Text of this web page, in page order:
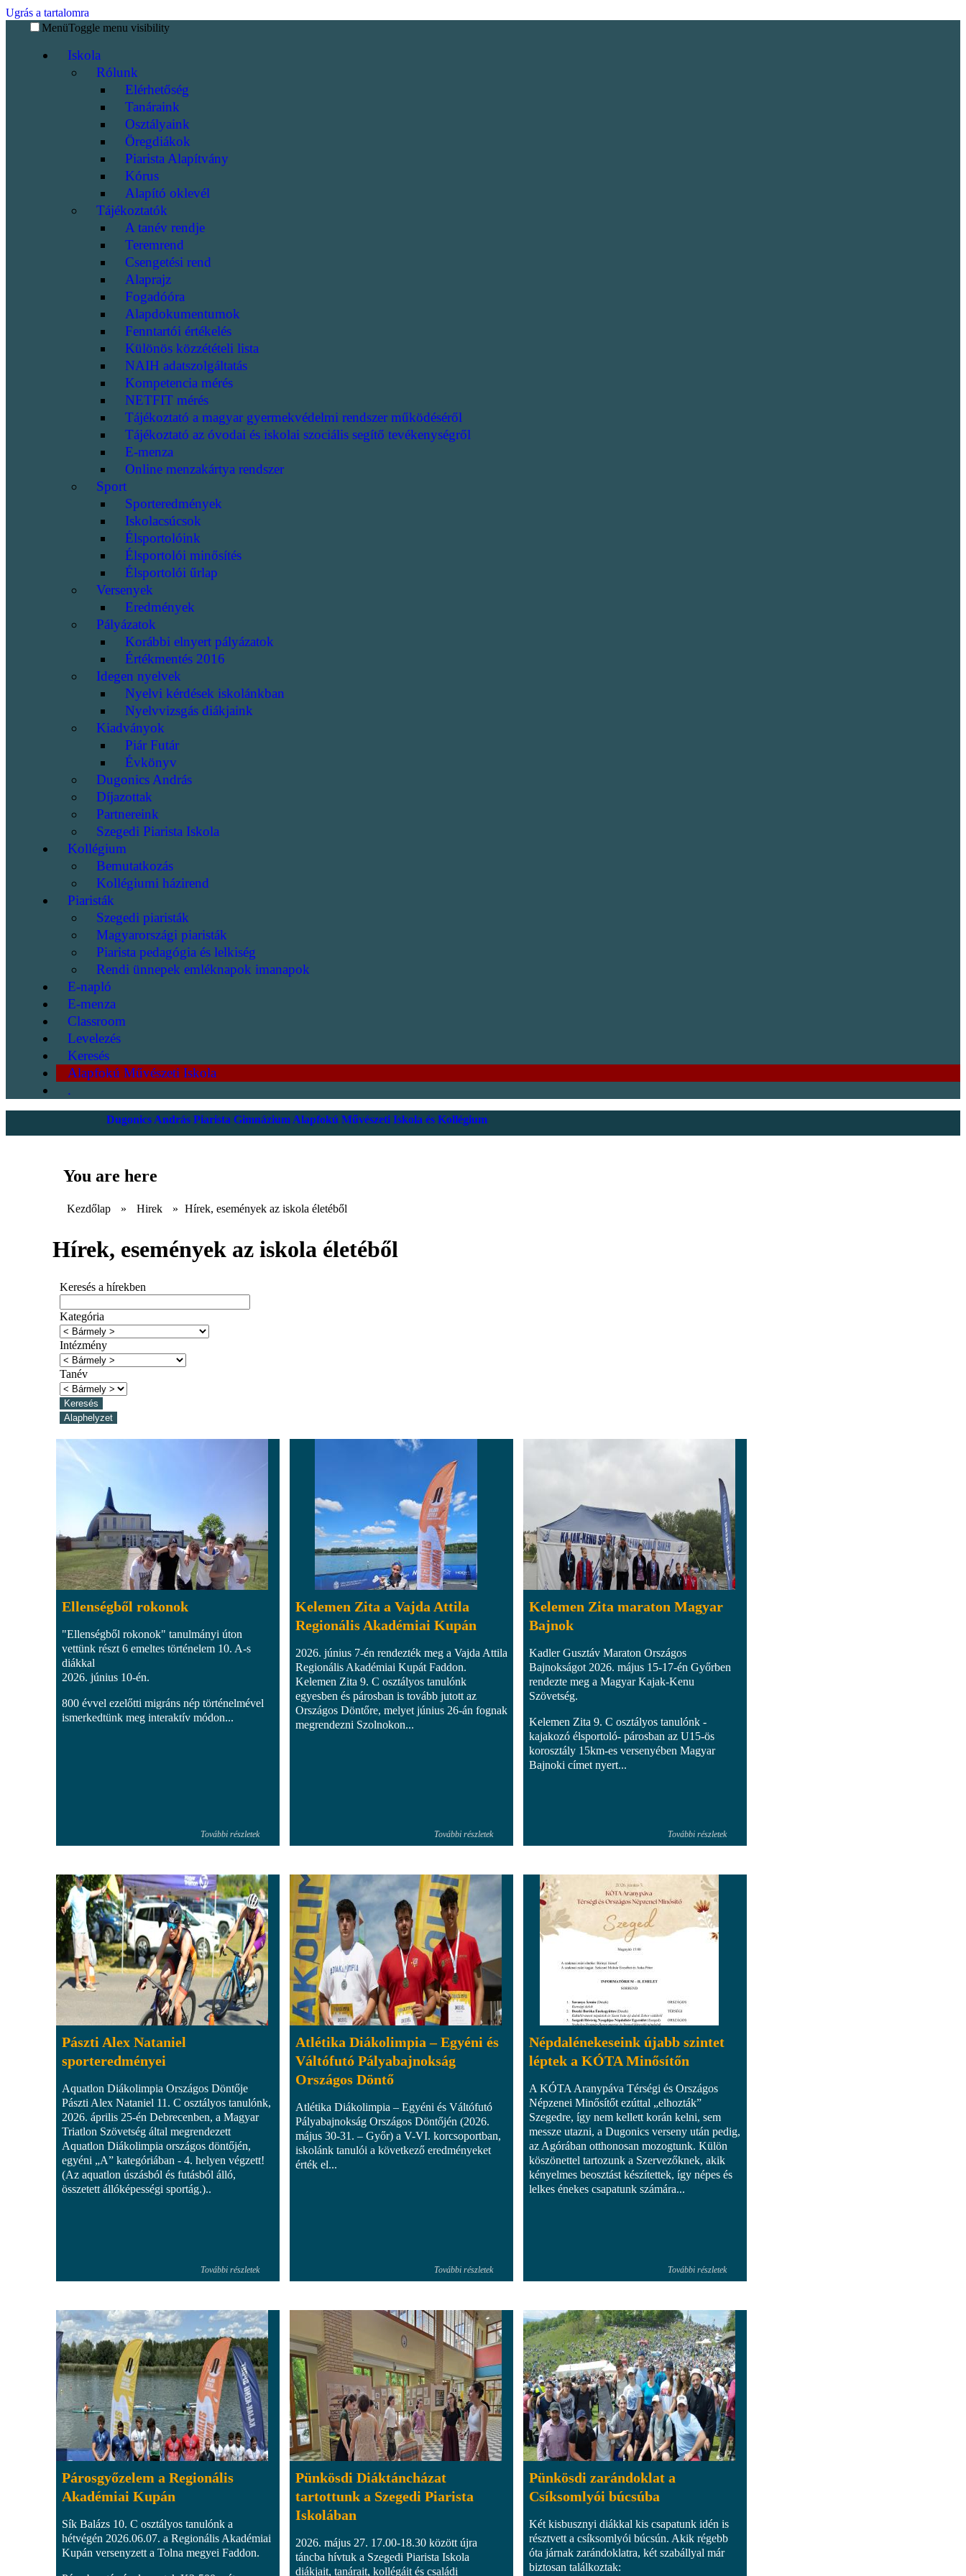
Ugrás a tartalomra
MenüToggle menu visibility
Iskola
Rólunk
Elérhetőség
Tanáraink
Osztályaink
Öregdiákok
Piarista Alapítvány
Kórus
Alapító oklevél
Tájékoztatók
A tanév rendje
Teremrend
Csengetési rend
Alaprajz
Fogadóóra
Alapdokumentumok
Fenntartói értékelés
Különös közzétételi lista
NAIH adatszolgáltatás
Kompetencia mérés
NETFIT mérés
Tájékoztató a magyar gyermekvédelmi rendszer működéséről
Tájékoztató az óvodai és iskolai szociális segítő tevékenységről
E-menza
Online menzakártya rendszer
Sport
Sporteredmények
Iskolacsúcsok
Élsportolóink
Élsportolói minősítés
Élsportolói űrlap
Versenyek
Eredmények
Pályázatok
Korábbi elnyert pályázatok
Értékmentés 2016
Idegen nyelvek
Nyelvi kérdések iskolánkban
Nyelvvizsgás diákjaink
Kiadványok
Piár Futár
Évkönyv
Dugonics András
Díjazottak
Partnereink
Szegedi Piarista Iskola
Kollégium
Bemutatkozás
Kollégiumi házirend
Piaristák
Szegedi piaristák
Magyarországi piaristák
Piarista pedagógia és lelkiség
Rendi ünnepek emléknapok imanapok
E-napló
E-menza
Classroom
Levelezés
Keresés
Alapfokú Művészeti Iskola
.
Dugonics András Piarista Gimnázium Alapfokú Művészeti Iskola és Kollégium
You are here
Kezdőlap » Hirek » Hírek, események az iskola életéből
Hírek, események az iskola életéből
Keresés a hírekben
Kategória
Intézmény
Tanév
Ellenségből rokonok
"Ellenségből rokonok" tanulmányi úton
vettünk részt 6 emeltes történelem 10. A-s
diákkal
2026. június 10-én.
800 évvel ezelőtti migráns nép történelmével
ismerkedtünk meg interaktív módon...
További részletek
Kelemen Zita a Vajda Attila
Regionális Akadémiai Kupán
2026. június 7-én rendezték meg a Vajda Attila
Regionális Akadémiai Kupát Faddon.
Kelemen Zita 9. C osztályos tanulónk
egyesben és párosban is tovább jutott az
Országos Döntőre, melyet június 26-án fognak
megrendezni Szolnokon...
További részletek
Kelemen Zita maraton Magyar
Bajnok
Kadler Gusztáv Maraton Országos
Bajnokságot 2026. május 15-17-én Győrben
rendezte meg a Magyar Kajak-Kenu
Szövetség.
Kelemen Zita 9. C osztályos tanulónk -
kajakozó élsportoló- párosban az U15-ös
korosztály 15km-es versenyében Magyar
Bajnoki címet nyert...
További részletek
Pászti Alex Nataniel
sporteredményei
Aquatlon Diákolimpia Országos Döntője
Pászti Alex Nataniel 11. C osztályos tanulónk,
2026. április 25-én Debrecenben, a Magyar
Triatlon Szövetség által megrendezett
Aquatlon Diákolimpia országos döntőjén,
egyéni „A” kategóriában - 4. helyen végzett!
(Az aquatlon úszásból és futásból álló,
összetett állóképességi sportág.)..
További részletek
Atlétika Diákolimpia – Egyéni és
Váltófutó Pályabajnokság
Országos Döntő
Atlétika Diákolimpia – Egyéni és Váltófutó
Pályabajnokság Országos Döntőjén (2026.
május 30-31. – Győr) a V-VI. korcsoportban,
iskolánk tanulói a következő eredményeket
érték el...
További részletek
Népdalénekeseink újabb szintet
léptek a KÓTA Minősítőn
A KÓTA Aranypáva Térségi és Országos
Népzenei Minősítőt ezúttal „elhozták”
Szegedre, így nem kellett korán kelni, sem
messze utazni, a Dugonics verseny után pedig,
az Agórában otthonosan mozogtunk. Külön
köszönettel tartozunk a Szervezőknek, akik
kényelmes beosztást készítettek, így népes és
lelkes énekes csapatunk számára...
További részletek
Párosgyőzelem a Regionális
Akadémiai Kupán
Sík Balázs 10. C osztályos tanulónk a
hétvégén 2026.06.07. a Regionális Akadémiai
Kupán versenyzett a Tolna megyei Faddon.
Pünkösdi Diáktáncházat
tartottunk a Szegedi Piarista
Iskolában
2026. május 27. 17.00-18.30 között újra
táncba hívtuk a Szegedi Piarista Iskola
diákjait, tanárait, kollégáit és családi
Pünkösdi zarándoklat a
Csíksomlyói búcsúba
Két kisbusznyi diákkal kis csapatunk idén is
résztvett a csíksomlyói búcsún. Akik régebb
óta járnak zarándoklatra, két szabállyal már
biztosan találkoztak: